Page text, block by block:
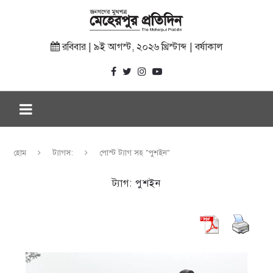
রবিবার | ৯ই আগস্ট, ২০২৬ খ্রিস্টাব্দ | বর্ষাকাল
হোম ট্যাগস: পোস্ট ট্যাগ সহ "পুশইন"
ট্যাগ: পুশইন